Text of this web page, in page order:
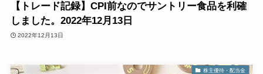
【トレード記録】CPI前なのでサントリー食品を利確
しました。2022年12月13日
2022年12月13日
株主優待・配当金